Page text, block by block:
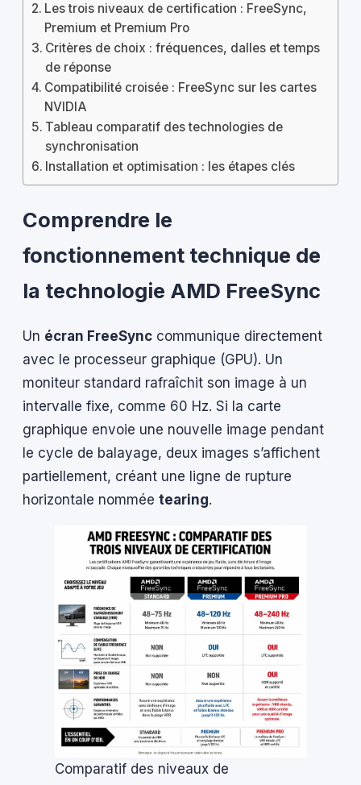
Les trois niveaux de certification : FreeSync,
Premium et Premium Pro
Critères de choix : fréquences, dalles et temps
de réponse
Compatibilité croisée : FreeSync sur les cartes
NVIDIA
Tableau comparatif des technologies de
synchronisation
Installation et optimisation : les étapes clés
Comprendre le
fonctionnement technique de
la technologie AMD FreeSync
Un écran FreeSync communique directement
avec le processeur graphique (GPU). Un
moniteur standard rafraîchit son image à un
intervalle fixe, comme 60 Hz. Si la carte
graphique envoie une nouvelle image pendant
le cycle de balayage, deux images s’affichent
partiellement, créant une ligne de rupture
horizontale nommée tearing.
Comparatif des niveaux de